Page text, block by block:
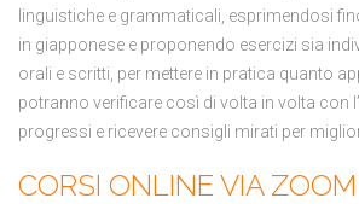
linguistiche e grammaticali, esprimendosi
in giapponese e proponendo esercizi sia
orali e scritti, per mettere in pratica quanto
potranno verificare così di volta in volta con
progressi e ricevere consigli mirati per
CORSI ONLINE VIA ZOOM